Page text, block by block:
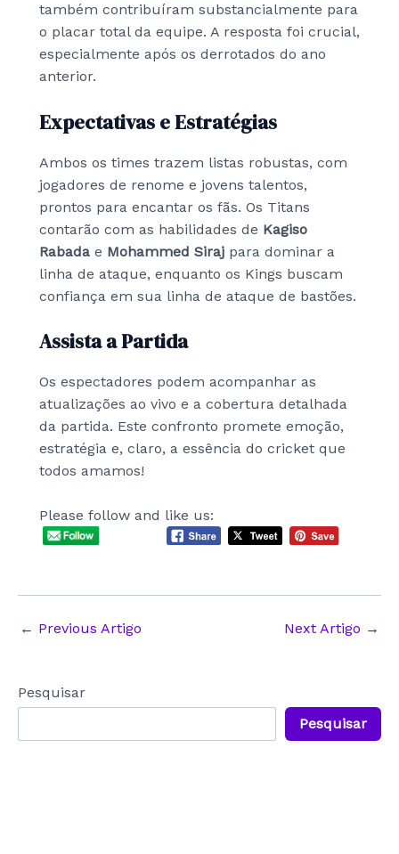
também contribuíram substancialmente para
o placar total da equipe. A resposta foi crucial,
especialmente após os derrotados do ano
anterior.
Expectativas e Estratégias
Ambos os times trazem listas robustas, com
jogadores de renome e jovens talentos,
prontos para encantar os fãs. Os Titans
contarão com as habilidades de Kagiso
Rabada e Mohammed Siraj para dominar a
linha de ataque, enquanto os Kings buscam
confiança em sua linha de ataque de bastões.
Assista a Partida
Os espectadores podem acompanhar as
atualizações ao vivo e a cobertura detalhada
da partida. Este confronto promete emoção,
estratégia e, claro, a essência do cricket que
todos amamos!
Please follow and like us:
Post
← Previous Artigo Next Artigo →
Pesquisar
Pesquisar